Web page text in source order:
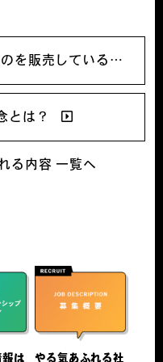
を販売している…
とは？
る内容 一覧へ
報は
やる気あふれる社